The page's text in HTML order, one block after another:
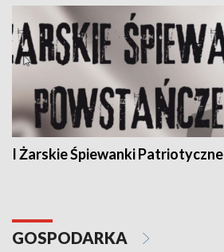
I Żarskie Śpiewanki Patriotyczne
GOSPODARKA